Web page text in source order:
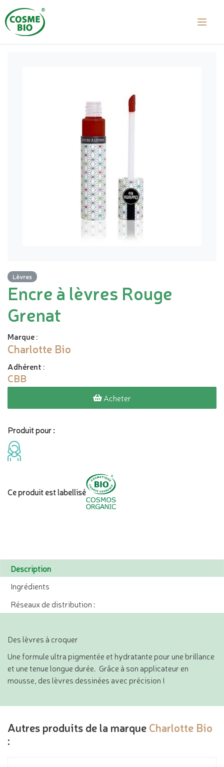
Lèvres
Encre à lèvres Rouge
Grenat
Marque:
Charlotte Bio
Adhérent :
CBB
Acheter
Produit pour :
Ce produit est labellisé
Description
Ingrédients
Réseaux de distribution :
Des lèvres à croquer
Une formule ultra pigmentée et hydratante pour une brillance
et une tenue longue durée. Grâce à son applicateur en
mousse, des lèvres dessinées avec précision !
Autres produits de la marque Charlotte Bio
: